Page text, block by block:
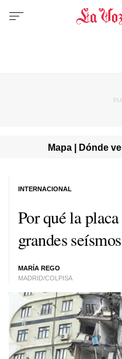
Mapa | Dónde
Por qué la
grandes
MARÍA REGO
MADRID/COLPISA
INTERNACIONAL